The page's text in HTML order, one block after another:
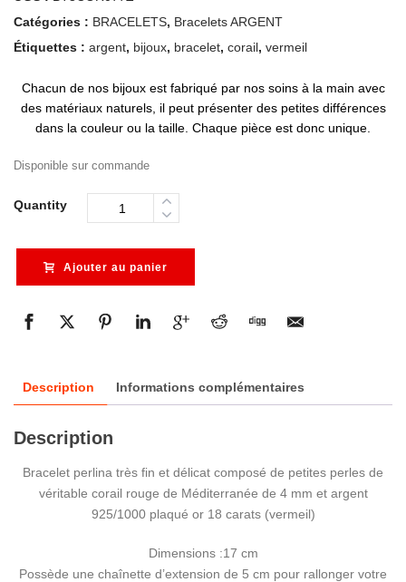
Catégories : BRACELETS, Bracelets ARGENT
Étiquettes : argent, bijoux, bracelet, corail, vermeil
Chacun de nos bijoux est fabriqué par nos soins à la main avec
des matériaux naturels, il peut présenter des petites différences
dans la couleur ou la taille. Chaque pièce est donc unique.
Disponible sur commande
Quantity
Ajouter au panier
Description Informations complémentaires
Description
Bracelet perlina très fin et délicat composé de petites perles de
véritable corail rouge de Méditerranée de 4 mm et argent
925/1000 plaqué or 18 carats (vermeil)
Dimensions :17 cm
Possède une chaînette d’extension de 5 cm pour rallonger votre